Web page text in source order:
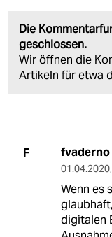
Die
geschlossen.
Wir öffnen die
Artikeln für etwa
F fvaderno
01.04.2020,
Wenn es
digitalen